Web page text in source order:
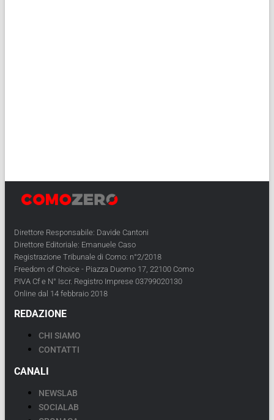
Direttore Responsabile: Davide Cantoni
Direttore Editoriale: Emanuele Caso
Registrazione Tribunale di Como: n°2/2018
Freedom of Choice - Piazza Duomo 17, 22100 Como
PIVA Cf e N° Iscr. Registro Imprese 03799020130
Online dal 14 febbraio 2018
REDAZIONE
CHI SIAMO
CONTATTI
CANALI
NEWSLAB
SOCIALAB